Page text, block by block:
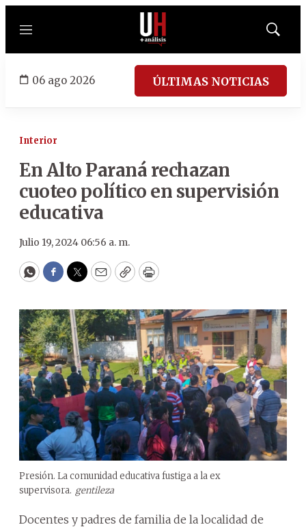
Menú
Mostrar
06 ago 2026 ÚLTIMAS NOTICIAS
Interior
En Alto Paraná rechazan
cuoteo político en supervisión
educativa
Julio 19, 2024 06:56 a. m.
WhatsApp
Facebook
Twitter
EmailCopyPrint
Presión. La comunidad educativa fustiga a la ex
supervisora. gentileza
Docentes y padres de familia de la localidad de